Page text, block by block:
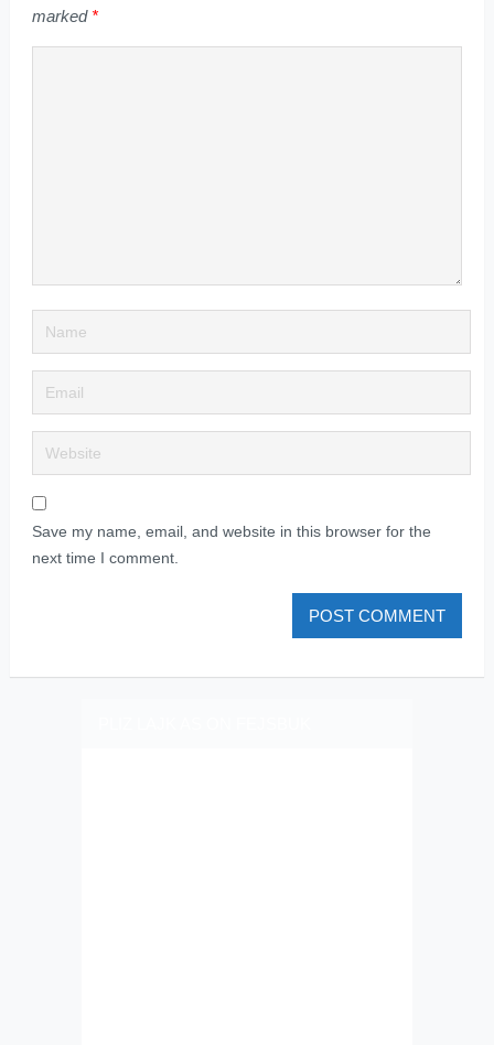
marked *
Save my name, email, and website in this browser for the
next time I comment.